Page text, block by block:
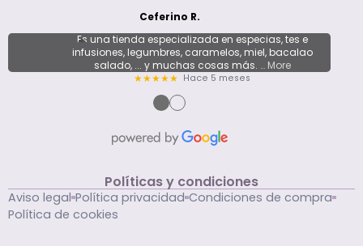
Ceferino R.
Es una tienda especializada en especias, tes e
infusiones, legumbres, caramelos, miel, bacalao
salado, ... y muchas cosas más. … More
★★★★★ Hace 5 meses
●●
Políticas y condiciones
Aviso legal Política privacidad Condiciones de compra
Política de cookies